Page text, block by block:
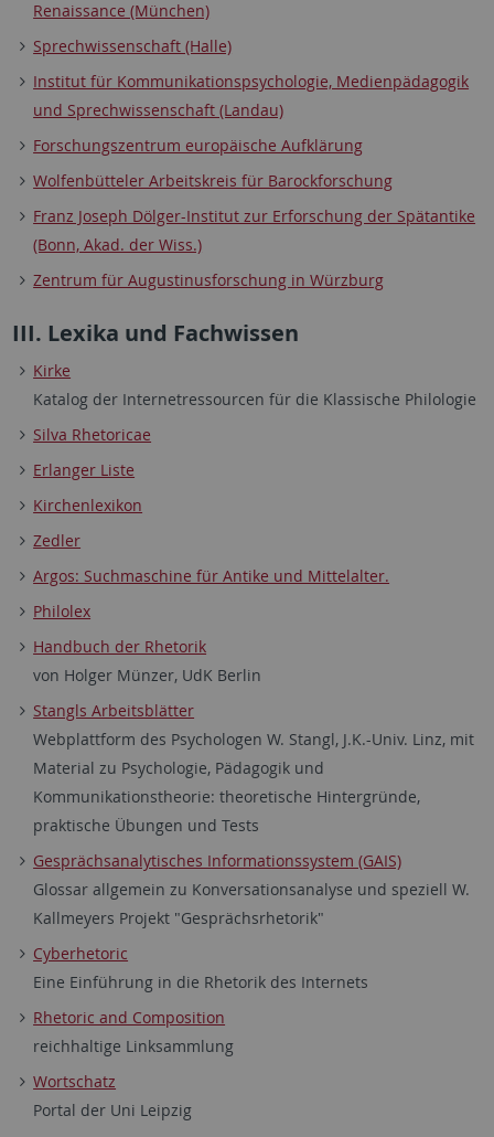
Renaissance (München)
Sprechwissenschaft (Halle)
Institut für Kommunikationspsychologie, Medienpädagogik
und Sprechwissenschaft (Landau)
Forschungszentrum europäische Aufklärung
Wolfenbütteler Arbeitskreis für Barockforschung
Franz Joseph Dölger-Institut zur Erforschung der Spätantike
(Bonn, Akad. der Wiss.)
Zentrum für Augustinusforschung in Würzburg
III. Lexika und Fachwissen
Kirke
Katalog der Internetressourcen für die Klassische Philologie
Silva Rhetoricae
Erlanger Liste
Kirchenlexikon
Zedler
Argos: Suchmaschine für Antike und Mittelalter.
Philolex
Handbuch der Rhetorik
von Holger Münzer, UdK Berlin
Stangls Arbeitsblätter
Webplattform des Psychologen W. Stangl, J.K.-Univ. Linz, mit
Material zu Psychologie, Pädagogik und
Kommunikationstheorie: theoretische Hintergründe,
praktische Übungen und Tests
Gesprächsanalytisches Informationssystem (GAIS)
Glossar allgemein zu Konversationsanalyse und speziell W.
Kallmeyers Projekt "Gesprächsrhetorik"
Cyberhetoric
Eine Einführung in die Rhetorik des Internets
Rhetoric and Composition
reichhaltige Linksammlung
Wortschatz
Portal der Uni Leipzig